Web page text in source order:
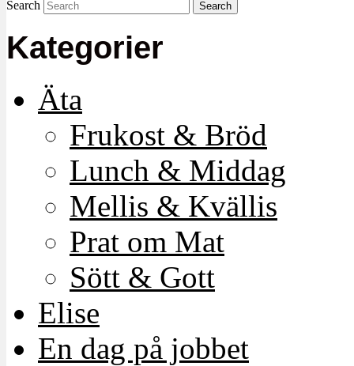
Search
Kategorier
Äta
Frukost & Bröd
Lunch & Middag
Mellis & Kvällis
Prat om Mat
Sött & Gott
Elise
En dag på jobbet